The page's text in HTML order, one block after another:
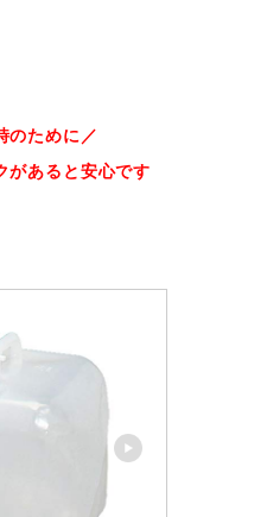
のために／
があると安心です